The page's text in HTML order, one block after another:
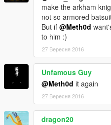
make the arkham
not so armored
But if @Meth0d
to him :)
27 Вересня 2016
Unfamous Guy
@Meth0d it again
27 Вересня 2016
dragon20